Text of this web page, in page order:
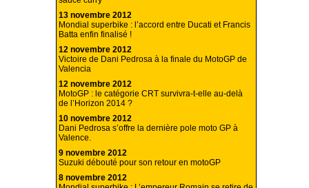
13 novembre 2012
Mondial superbike : l’accord entre Ducati et Francis
Batta enfin finalisé !
12 novembre 2012
Victoire de Dani Pedrosa à la finale du MotoGP de
Valencia
12 novembre 2012
MotoGP : le catégorie CRT survivra-t-elle au-delà
de l’Horizon 2014 ?
10 novembre 2012
Dani Pedrosa s’offre la dernière pole moto GP à
Valence.
9 novembre 2012
Suzuki débouté pour son retour en motoGP
8 novembre 2012